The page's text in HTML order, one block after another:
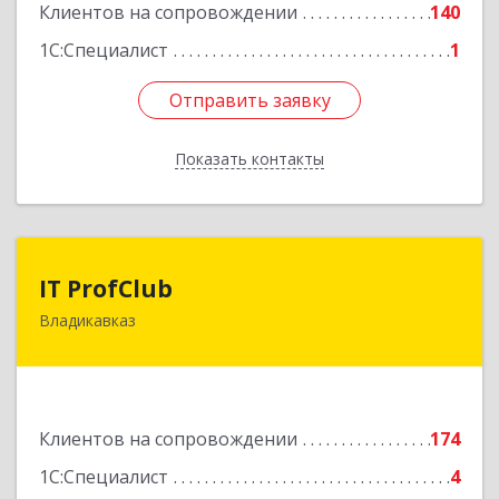
Клиентов на сопровождении
140
1С:Специалист
1
Отправить заявку
Показать контакты
Подробнее
Отправить заявку
Назад
IT ProfClub
Владикавказ
Клиентов на сопровождении
174
1С:Специалист
4
362045, Северная Осетия - Алания Респ,
Подробнее